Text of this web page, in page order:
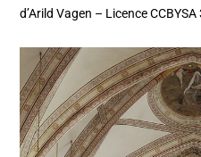
d’Arild Vagen – Licence CCBYSA